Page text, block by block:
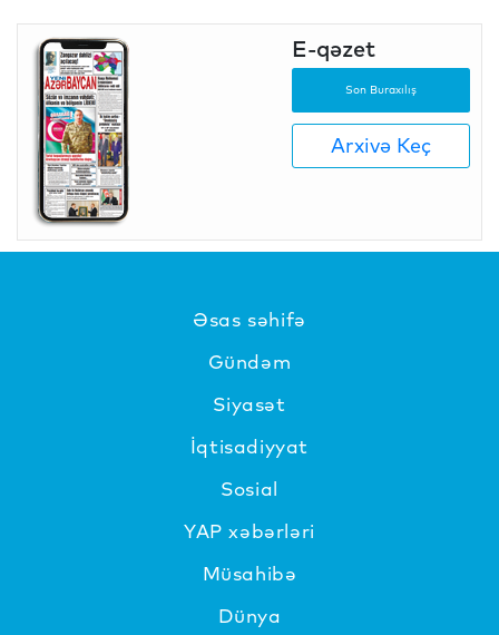
E-qəzet
Son Buraxılış
Arxivə Keç
Əsas səhifə
Gündəm
Siyasət
İqtisadiyyat
Sosial
YAP xəbərləri
Müsahibə
Dünya